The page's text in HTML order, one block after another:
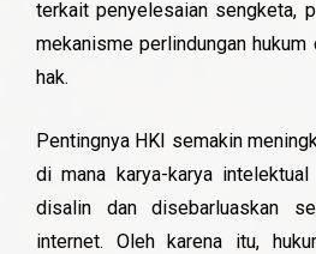
terkait penyelesaian sengketa,
mekanisme perlindungan hukum
hak.
Pentingnya HKI semakin
di mana karya-karya
disalin dan disebarluaskan
internet. Oleh karena itu,